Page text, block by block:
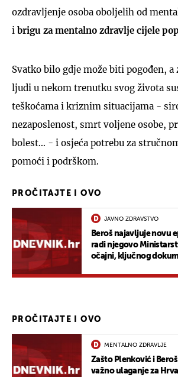
ozdravljenje osoba oboljelih od
i brigu za mentalno zdravlje cijele
Svatko bilo gdje može biti pogođen, a
ljudi u nekom trenutku svog života
teškoćama i kriznim situacijama -
nezaposlenost, smrt voljene osobe,
bolest… - i osjeća potrebu za
pomoći i podrškom.
PROČITAJTE I OVO
JAVNO ZDRAVSTVO
Beroš najavljuje novu
radi njegovo
očajni, ključnog
PROČITAJTE I OVO
MENTALNO ZDRAVLJE
Zašto Plenković i
važno ulaganje za